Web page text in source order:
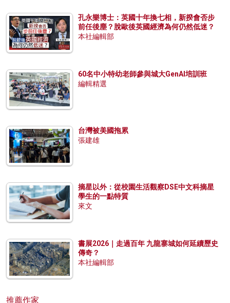
孔永樂博士：英國十年換七相，新揆會否步
前任後塵？脫歐後英國經濟為何仍然低迷？
本社編輯部
60名中小特幼老師參與城大GenAI培訓班
編輯精選
台灣被美國拖累
張建雄
摘星以外：從校園生活觀察DSE中文科摘星
學生的一點特質
來文
書展2026｜走過百年 九龍寨城如何延續歷史
傳奇？
本社編輯部
推薦作家